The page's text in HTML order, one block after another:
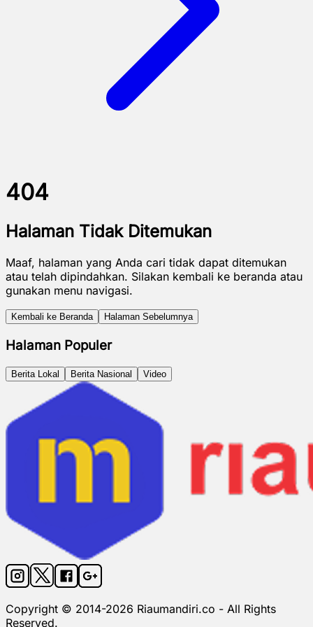
404
Halaman Tidak Ditemukan
Maaf, halaman yang Anda cari tidak dapat ditemukan
atau telah dipindahkan. Silakan kembali ke beranda atau
gunakan menu navigasi.
Kembali ke Beranda Halaman Sebelumnya
Halaman Populer
Berita Lokal Berita Nasional Video
Copyright © 2014-2026 Riaumandiri.co - All Rights
Reserved.